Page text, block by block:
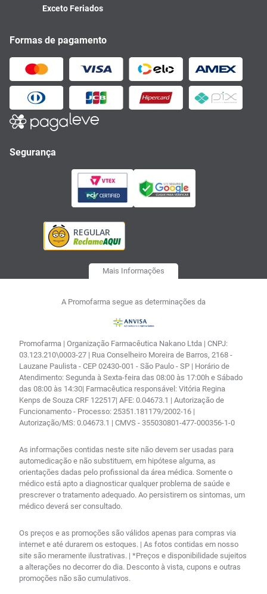
Exceto Feriados
Formas de pagamento
Segurança
Mais Informações
A Promofarma segue as determinações da
Promofarma | Organização Farmacêutica Nakano Ltda | CNPJ:
03.123.210\0003-27 | Rua Conselheiro Moreira de Barros, 2168 -
Lauzane Paulista - CEP 02430-001 - São Paulo - SP | Horário de
Atendimento: Segunda à Sexta-feira das 08:00 às 17:00h e Sábado
das 08:00 às 14:30| Farmacêutica responsável: Vitória Regina
Kenps de Souza CRF 122517| AFE: 0.04673.1 | Autorização de
Funcionamento - Processo: 25351.181179/2002-16 |
Autorização/MS: 0.04673.1 | CMVS - 355030801-477-000356-1-0
As informações contidas neste site não devem ser usadas para
automedicação e não substituem, em hipótese alguma, as
orientações dadas pelo profissional da área médica. Somente o
médico está apto a diagnosticar qualquer problema de saúde e
prescrever o tratamento adequado. Ao persistirem os sintomas, um
médico deverá ser consultado.
Os preços e as promoções são válidos apenas para compras via
internet e até durarem os estoques. | As fotos contidas em nosso
site são meramente ilustrativas. | *Preços e disponibilidade sujeitos
a alterações no decorrer do dia. Desconto à vista, cupons e outras
promoções não são cumulativos.